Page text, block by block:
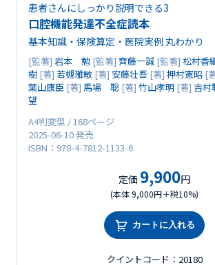
患者さんにしっかり説明できる3
口腔機能発達不全症読本
基本知識・保険算定・医院実例 丸わかり
[監著] 岩本 勉 [監著] 齊藤一誠 [監著] 松村香
樹 [著] 若槻雅敏 [著] 安藤壮吾 [著] 押村憲昭 [
葉山康臣 [著] 馬場 聡 [著] 竹山孝明 [著] 吉村
望
A4判変型 / 168ページ
2025-06-10 発売
ISBN：978-4-7812-1133-6
定価 9,900円
(本体 9,000円＋税10%)
カートに入れる
クイントコード：20180